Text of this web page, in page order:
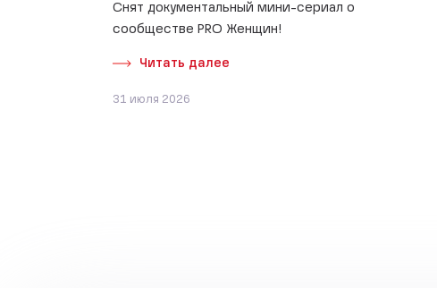
Снят документальный мини-сериал о
сообществе PRO Женщин!
Читать далее
31 июля 2026